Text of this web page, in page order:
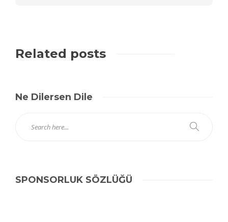
Related posts
Ne Dilersen Dile
SPONSORLUK SÖZLÜĞÜ